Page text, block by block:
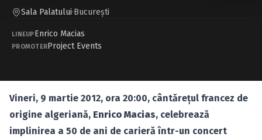
Sala Palatului·Bucureşti
LINEUPEnrico Macias
PROMOTERProject Events
Vineri, 9 martie 2012, ora 20:00, cântăreţul francez de
origine algeriană, Enrico Macias, celebrează
implinirea a 50 de ani de carieră într-un concert